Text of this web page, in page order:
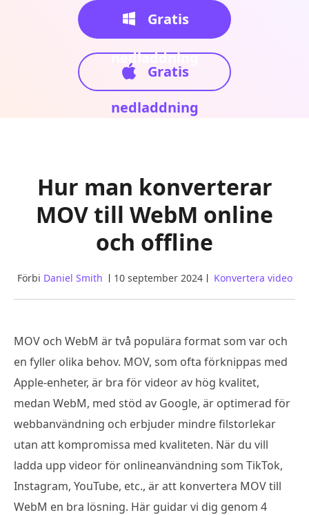
Gratis
nedladdning
Gratis
nedladdning
Hur man konverterar
MOV till WebM online
och offline
Förbi Daniel Smith 10 september 2024 Konvertera video
MOV och WebM är två populära format som var och
en fyller olika behov. MOV, som ofta förknippas med
Apple-enheter, är bra för videor av hög kvalitet,
medan WebM, med stöd av Google, är optimerad för
webbanvändning och erbjuder mindre filstorlekar
utan att kompromissa med kvaliteten. När du vill
ladda upp videor för onlineanvändning som TikTok,
Instagram, YouTube, etc., är att konvertera MOV till
WebM en bra lösning. Här guidar vi dig genom 4